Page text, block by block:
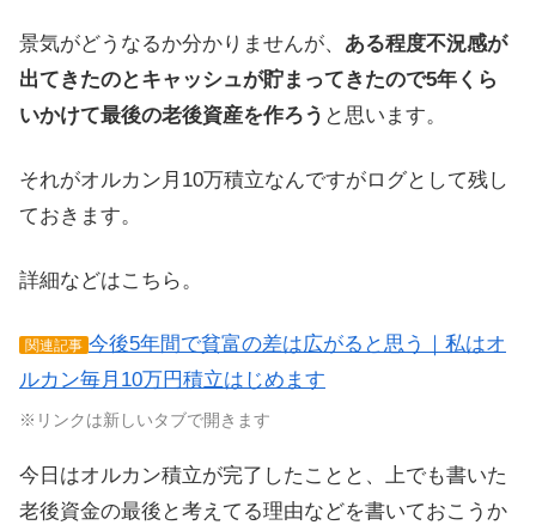
景気がどうなるか分かりませんが、 ある程度不況感が
出てきたのとキャッシュが貯まってきたので5年くら
いかけて最後の老後資産を作ろう と思います。
それがオルカン月10万積立なんですがログとして残し
ておきます。
詳細などはこちら。
関連記事 今後5年間で貧富の差は広がると思う｜私はオ
ルカン毎月10万円積立はじめます
※リンクは新しいタブで開きます
今日はオルカン積立が完了したことと、上でも書いた
老後資金の最後と考えてる理由などを書いておこうか